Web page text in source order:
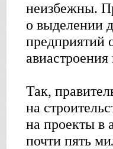
неизбежны.
о выделении
предприятий
Так,
на
на проекты в
почти пять